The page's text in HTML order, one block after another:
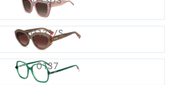
0131/S
0137